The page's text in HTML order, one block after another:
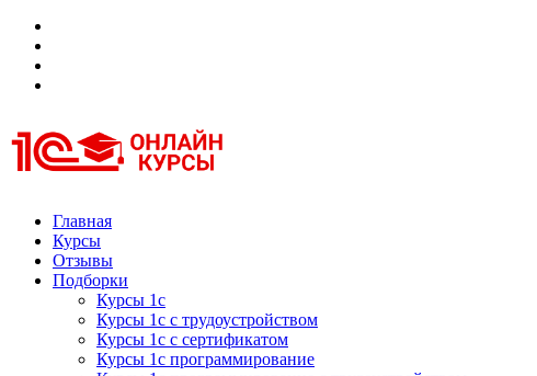
Курсы 1С
Курсы 1С официальная сертификация
Главная
Курсы
Отзывы
Подборки
Курсы 1с
Курсы 1с с трудоустройством
Курсы 1с с сертификатом
Курсы 1с программирование